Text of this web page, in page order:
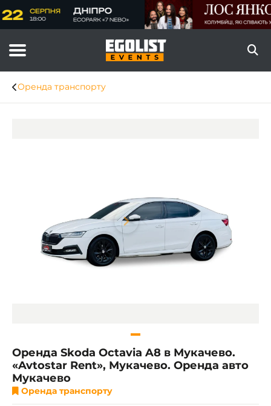
Оренда транспорту
Item
of
1
Оренда Skoda Octavia A8 в Мукачево.
«Avtostar Rent», Мукачево. Оренда авто
Мукачево
Оренда транспорту